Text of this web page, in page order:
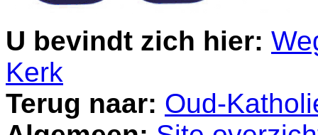
U bevindt zich hier:
Kerk
Terug naar: Oud-